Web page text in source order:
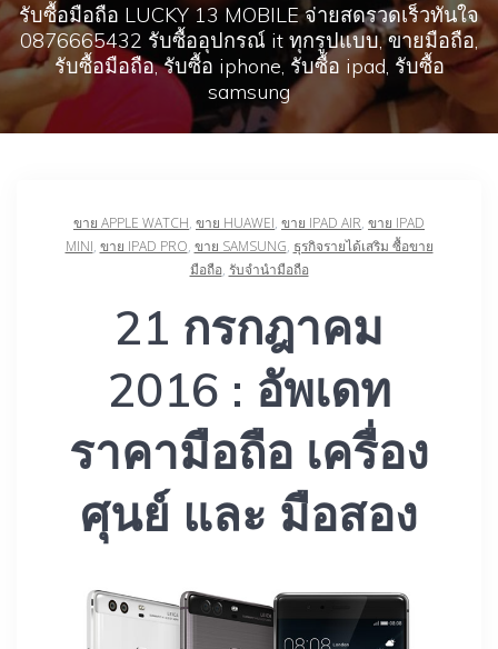
รับซื้อมือถือ LUCKY 13 MOBILE จ่ายสดรวดเร็วทันใจ
0876665432 รับซื้ออุปกรณ์ it ทุกรูปแบบ, ขายมือถือ,
รับซื้อมือถือ, รับซื้อ iphone, รับซื้อ ipad, รับซื้อ
samsung
ขาย APPLE WATCH, ขาย HUAWEI, ขาย IPAD AIR, ขาย IPAD
MINI, ขาย IPAD PRO, ขาย SAMSUNG, ธุรกิจรายได้เสริม ซื้อขาย
มือถือ, รับจำนำมือถือ
21 กรกฎาคม
2016 : อัพเดท
ราคามือถือ เครื่อง
ศุนย์ และ มือสอง